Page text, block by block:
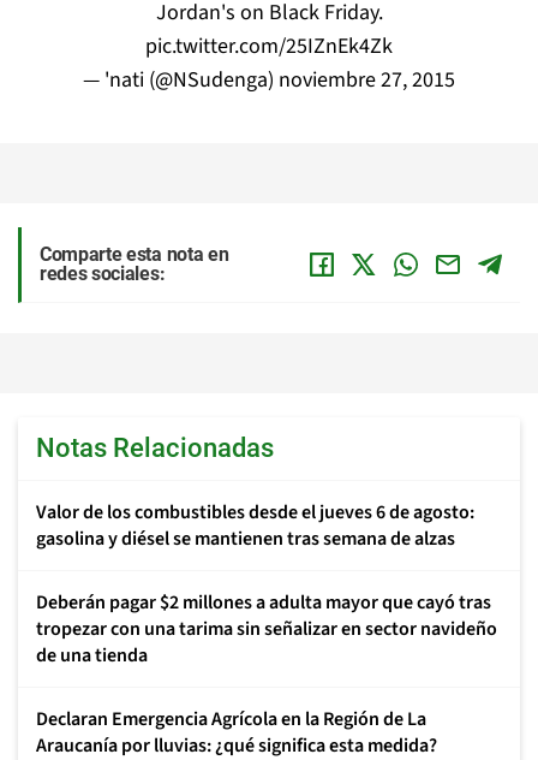
Jordan's on Black Friday.
pic.twitter.com/25IZnEk4Zk
— 'nati (@NSudenga) noviembre 27, 2015
Comparte esta nota en
redes sociales:
Notas Relacionadas
Valor de los combustibles desde el jueves 6 de agosto:
gasolina y diésel se mantienen tras semana de alzas
Deberán pagar $2 millones a adulta mayor que cayó tras
tropezar con una tarima sin señalizar en sector navideño
de una tienda
Declaran Emergencia Agrícola en la Región de La
Araucanía por lluvias: ¿qué significa esta medida?